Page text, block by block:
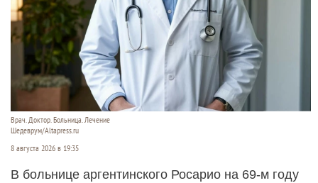
Врач. Доктор. Больница. Лечение
Шедеврум/Altapress.ru
8 августа 2026 в 19:35
В больнице аргентинского Росарио на 69-м году